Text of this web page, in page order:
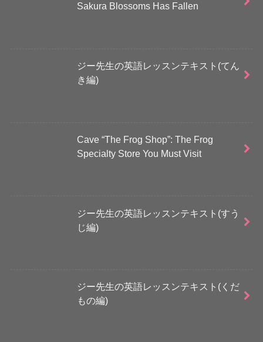
Sakura Blossoms Has Fallen
ジー先生の英語レッスンテキスト(てん
き編)
Cave “The Frog Shop”: The Frog
Specialty Store You Must Visit
ジー先生の英語レッスンテキスト(すう
じ編)
ジー先生の英語レッスンテキスト(くだ
もの編)